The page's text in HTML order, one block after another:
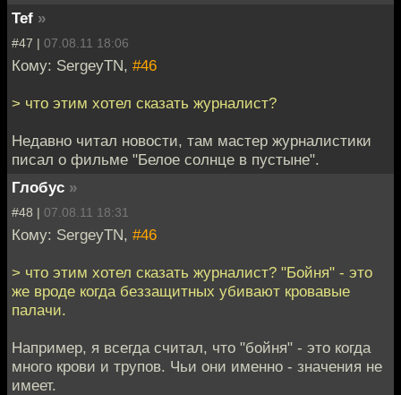
Tef »
#47 | 07.08.11 18:06
Кому: SergeyTN, #46
> что этим хотел сказать журналист?
Недавно читал новости, там мастер журналистики
писал о фильме "Белое солнце в пустыне".
Глобус »
#48 | 07.08.11 18:31
Кому: SergeyTN, #46
> что этим хотел сказать журналист? "Бойня" - это
же вроде когда беззащитных убивают кровавые
палачи.
Например, я всегда считал, что "бойня" - это когда
много крови и трупов. Чьи они именно - значения не
имеет.